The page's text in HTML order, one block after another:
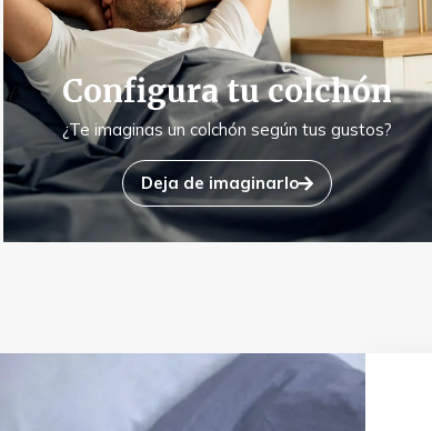
Configura tu colchón
¿Te imaginas un colchón según tus gustos?
Deja de imaginarlo